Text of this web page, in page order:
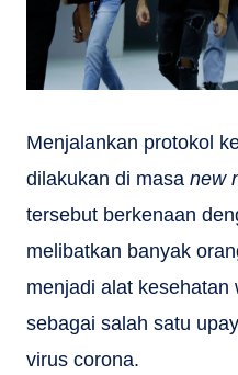
Menjalankan protokol
dilakukan di masa new
tersebut berkenaan
melibatkan banyak
menjadi alat kesehatan
sebagai salah satu
virus corona.